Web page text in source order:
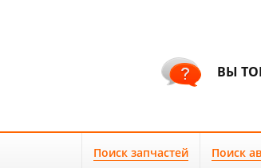
ВЫ
Поиск запчастей Поиск